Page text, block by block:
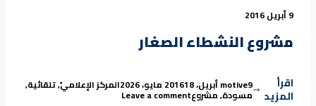
9 أبريل 2016
مشروع النشطاء الصغار
اقرأ
المزيد
Posted by
motive9 أبريل، 2016 18 مايو، 2026 Posted in
المركز الإعلاميTags:
,تلقائية,
مسودة,مشروعLeave a comment